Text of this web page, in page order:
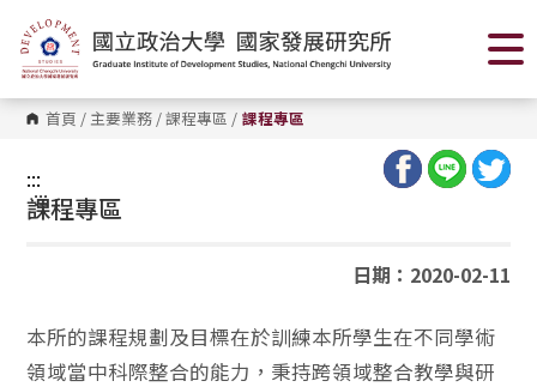
到
主
要
內
容
區 首頁 / 主要業務 /課程專區 / 課程專區
:::
:::
課程專區
日期：2020-02-11
本所的課程規劃及目標在於訓練本所學生在不同學術
領域當中科際整合的能力，秉持跨領域整合教學與研